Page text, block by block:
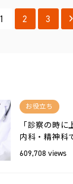
1 2 3
お役立ち
「診察の時
内科・精神科
609,708 views